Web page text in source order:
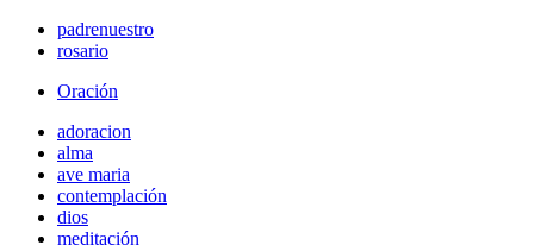
padrenuestro
rosario
Oración
adoracion
alma
ave maria
contemplación
dios
meditación